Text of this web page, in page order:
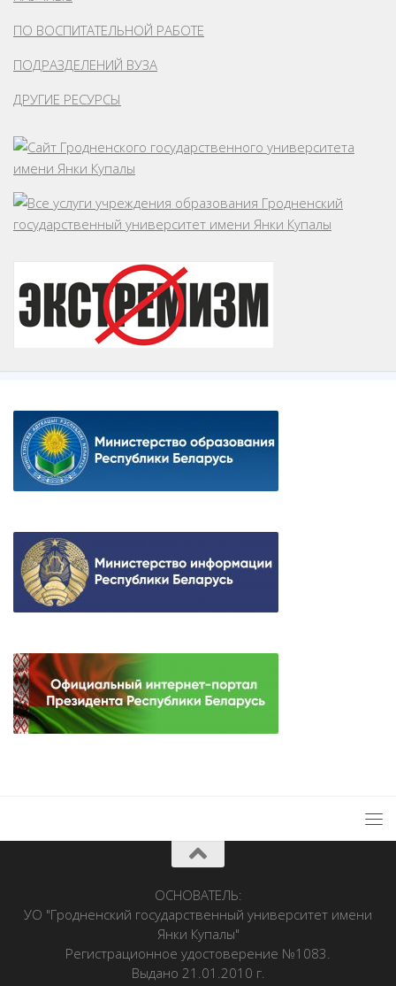
ПО ВОСПИТАТЕЛЬНОЙ РАБОТЕ
ПОДРАЗДЕЛЕНИЙ ВУЗА
ДРУГИЕ РЕСУРСЫ
ОСНОВАТЕЛЬ:
УО "Гродненский государственный университет имени
Янки Купалы"
Регистрационное удостоверение №1083.
Выдано 21.01.2010 г.